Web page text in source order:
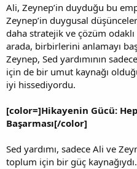
Ali, Zeynep’in duyduğu bu
Zeynep’in duygusal
daha stratejik ve çözüm odaklı
arada, birbirlerini anlamayı
Zeynep, Sed yardımının
için de bir umut kaynağı
iyi hissediyordu.
[color=]Hikayenin Gücü:
Başarması[/color]
Sed yardımı, sadece Ali ve
toplum için bir güç